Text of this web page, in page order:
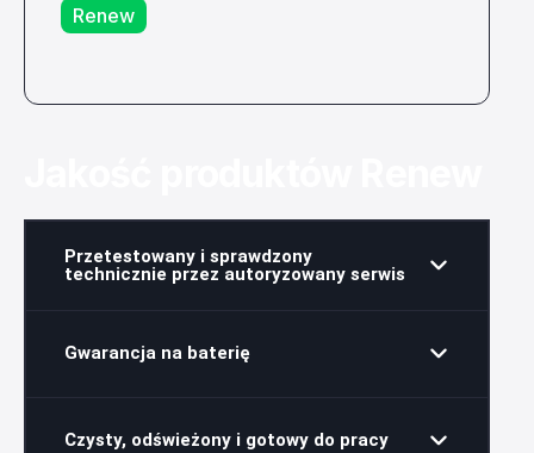
Renew
Przetestowany i sprawdzony
technicznie przez autoryzowany serwis
Gwarancja na baterię
Czysty, odświeżony i gotowy do pracy